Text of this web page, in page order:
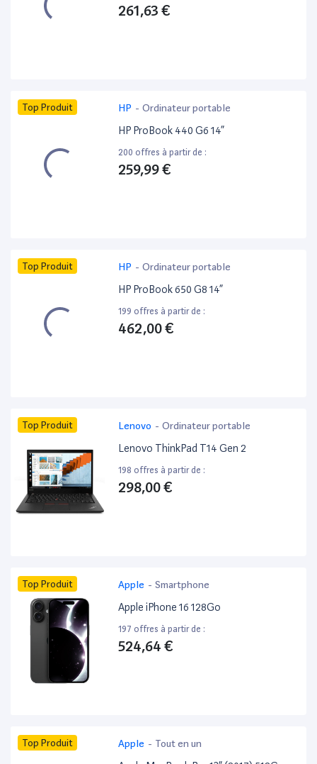
261,63 €
Top Produit HP - Ordinateur portable
HP ProBook 440 G6 14”
200 offres à partir de :
259,99 €
Top Produit HP - Ordinateur portable
HP ProBook 650 G8 14”
199 offres à partir de :
462,00 €
Top Produit Lenovo - Ordinateur portable
Lenovo ThinkPad T14 Gen 2
198 offres à partir de :
298,00 €
Top Produit Apple - Smartphone
Apple iPhone 16 128Go
197 offres à partir de :
524,64 €
Top Produit Apple - Tout en un